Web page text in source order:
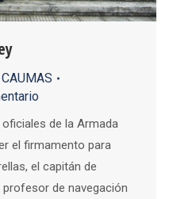
de la Armada
el firmamento para
el capitán de
de navegación